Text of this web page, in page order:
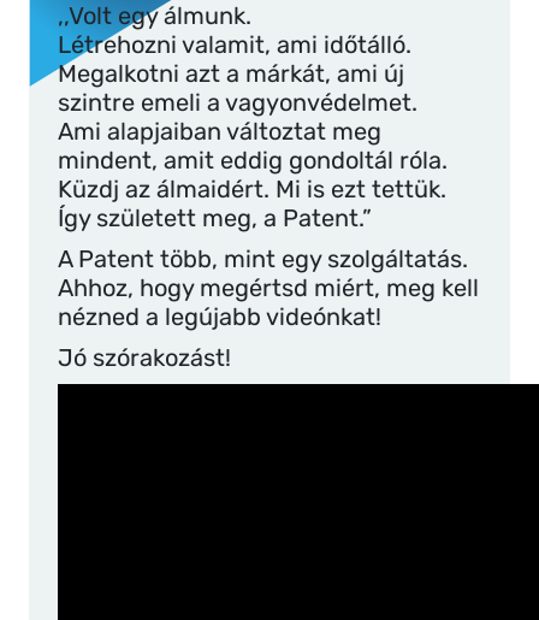
,,Volt egy álmunk.
Létrehozni valamit, ami időtálló.
Megalkotni azt a márkát, ami új
szintre emeli a vagyonvédelmet.
Ami alapjaiban változtat meg
mindent, amit eddig gondoltál róla.
Küzdj az álmaidért. Mi is ezt tettük.
Így született meg, a Patent.”
A Patent több, mint egy szolgáltatás.
Ahhoz, hogy megértsd miért, meg kell
nézned a legújabb videónkat!
Jó szórakozást!